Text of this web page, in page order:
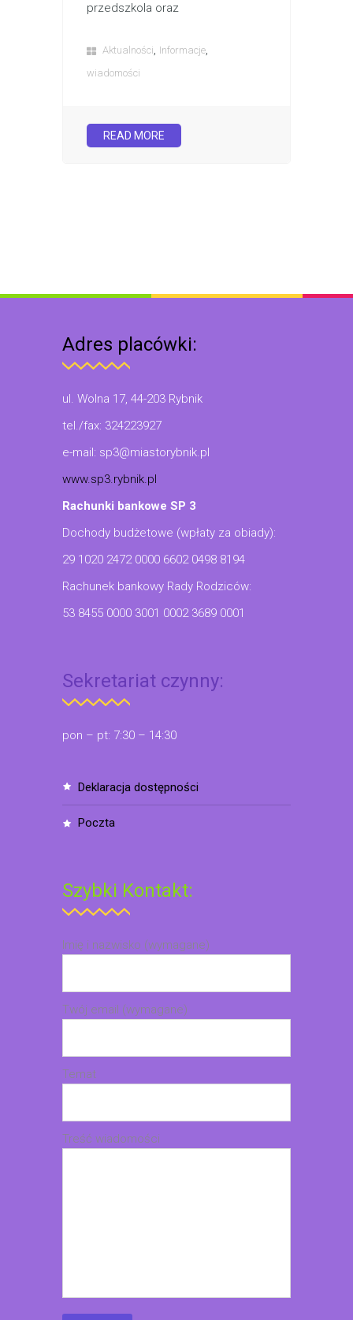
przedszkola oraz
Aktualności, Informacje,
wiadomości
READ MORE
Adres placówki:
ul. Wolna 17, 44-203 Rybnik
tel./fax: 324223927
e-mail: sp3@miastorybnik.pl
www.sp3.rybnik.pl
Rachunki bankowe SP 3
Dochody budżetowe (wpłaty za obiady):
29 1020 2472 0000 6602 0498 8194
Rachunek bankowy Rady Rodziców:
53 8455 0000 3001 0002 3689 0001
Sekretariat czynny:
pon – pt: 7:30 – 14:30
deklaracja dostępności
poczta
Szybki Kontakt:
Imię i nazwisko (wymagane)
Twój email (wymagane)
Temat
Treść wiadomości